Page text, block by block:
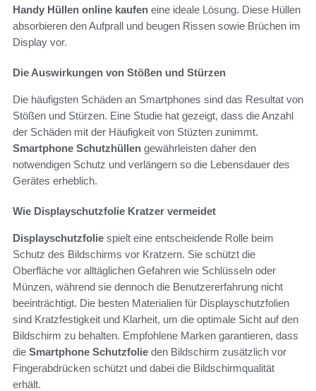
Handy Hüllen online kaufen eine ideale Lösung. Diese Hüllen
absorbieren den Aufprall und beugen Rissen sowie Brüchen im
Display vor.
Die Auswirkungen von Stößen und Stürzen
Die häufigsten Schäden an Smartphones sind das Resultat von
Stößen und Stürzen. Eine Studie hat gezeigt, dass die Anzahl
der Schäden mit der Häufigkeit von Stüzten zunimmt.
Smartphone Schutzhüllen gewährleisten daher den
notwendigen Schutz und verlängern so die Lebensdauer des
Gerätes erheblich.
Wie Displayschutzfolie Kratzer vermeidet
Displayschutzfolie spielt eine entscheidende Rolle beim
Schutz des Bildschirms vor Kratzern. Sie schützt die
Oberfläche vor alltäglichen Gefahren wie Schlüsseln oder
Münzen, während sie dennoch die Benutzererfahrung nicht
beeinträchtigt. Die besten Materialien für Displayschutzfolien
sind Kratzfestigkeit und Klarheit, um die optimale Sicht auf den
Bildschirm zu behalten. Empfohlene Marken garantieren, dass
die Smartphone Schutzfolie den Bildschirm zusätzlich vor
Fingerabdrücken schützt und dabei die Bildschirmqualität
erhält.